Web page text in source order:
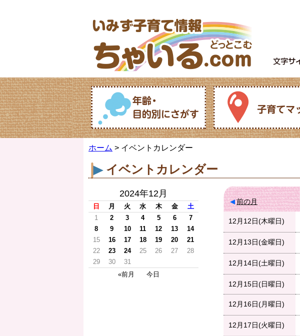
ホーム > イベントカレンダー
イベントカレンダー
2024年12月
日 月 火 水 木 金
土
1
2 3 4 5 6
7
8
9 10 11 12 13
14
15
16 17 18 19 20
21
22
23 24 25 26 27
28
29
30
31
«前月
今日
前の月
12月12日(木曜日)
12月13日(金曜日)
12月14日(土曜日)
12月15日(日曜日)
12月16日(月曜日)
12月17日(火曜日)